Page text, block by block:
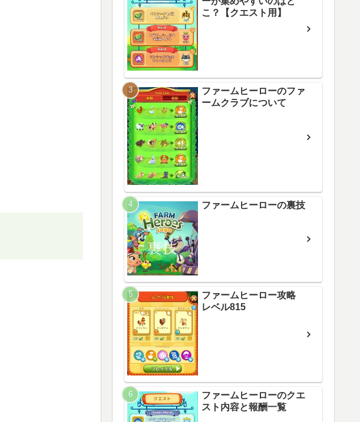
こ？【クエスト用】
ファームヒーローのファ
ームクラブについて
ファームヒーローの裏技
ファームヒーロー攻略
レベル815
ファームヒーローのクエ
スト内容と報酬一覧